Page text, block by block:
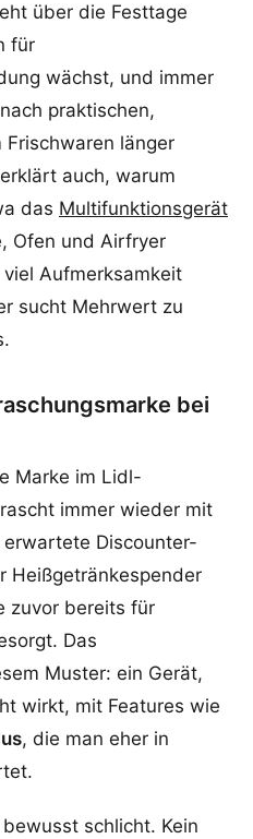
über die Festtage
für
wächst, und immer
praktischen,
Frischwaren länger
auch, warum
das Multifunktionsgerät
Ofen und Airfryer
Aufmerksamkeit
sucht Mehrwert zu
bei
Marke im Lidl-
immer wieder mit
Discounter-
Heißgetränkespender
zuvor bereits für
Das
Muster: ein Gerät,
wirkt, mit Features wie
, die man eher in
schlicht. Kein